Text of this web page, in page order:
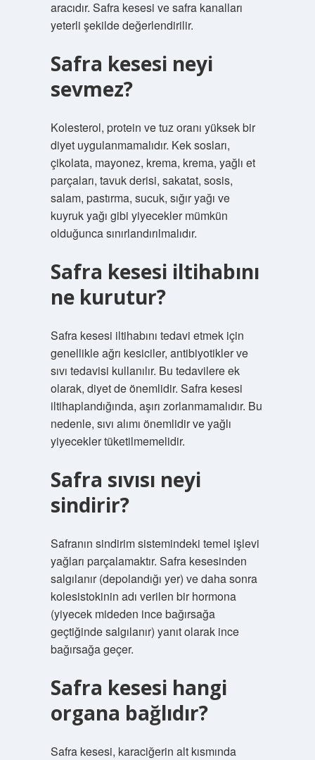
aracıdır. Safra kesesi ve safra kanalları
yeterli şekilde değerlendirilir.
Safra kesesi neyi
sevmez?
Kolesterol, protein ve tuz oranı yüksek bir
diyet uygulanmamalıdır. Kek sosları,
çikolata, mayonez, krema, krema, yağlı et
parçaları, tavuk derisi, sakatat, sosis,
salam, pastırma, sucuk, sığır yağı ve
kuyruk yağı gibi yiyecekler mümkün
olduğunca sınırlandırılmalıdır.
Safra kesesi iltihabını
ne kurutur?
Safra kesesi iltihabını tedavi etmek için
genellikle ağrı kesiciler, antibiyotikler ve
sıvı tedavisi kullanılır. Bu tedavilere ek
olarak, diyet de önemlidir. Safra kesesi
iltihaplandığında, aşırı zorlanmamalıdır. Bu
nedenle, sıvı alımı önemlidir ve yağlı
yiyecekler tüketilmemelidir.
Safra sıvısı neyi
sindirir?
Safranın sindirim sistemindeki temel işlevi
yağları parçalamaktır. Safra kesesinden
salgılanır (depolandığı yer) ve daha sonra
kolesistokinin adı verilen bir hormona
(yiyecek mideden ince bağırsağa
geçtiğinde salgılanır) yanıt olarak ince
bağırsağa geçer.
Safra kesesi hangi
organa bağlıdır?
Safra kesesi, karaciğerin alt kısmında